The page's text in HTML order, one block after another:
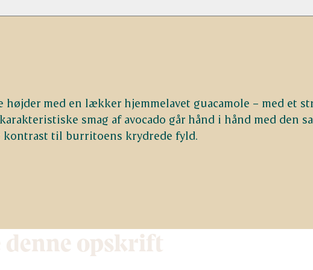
med en lækker hjemmelavet guacamole – med et
smag af avocado går hånd i hånd med den
til burritoens krydrede fyld.
denne opskrift